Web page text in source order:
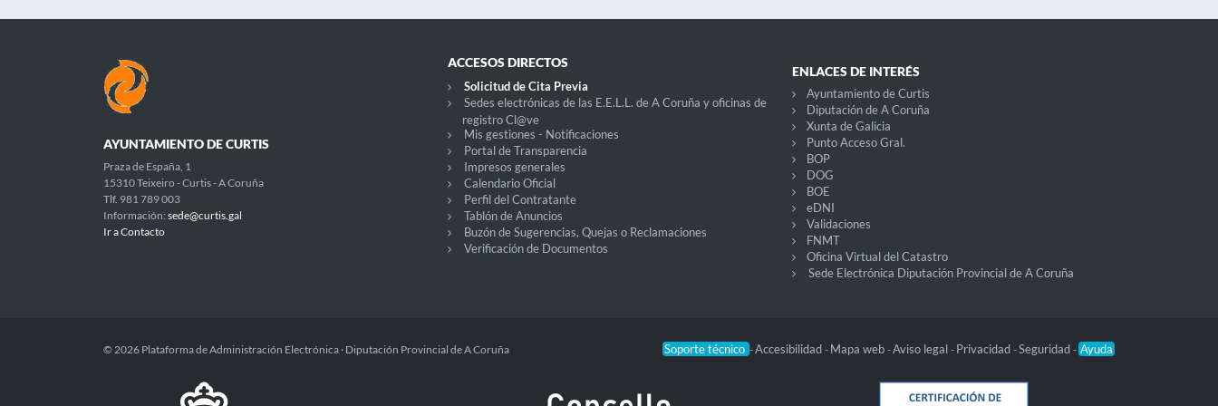
AYUNTAMIENTO DE CURTIS
Praza de España, 1
15310 Teixeiro - Curtis - A Coruña
Tlf. 981 789 003
Información: sede@curtis.gal
Ir a Contacto
ACCESOS DIRECTOS
Solicitud de Cita Previa
Sedes electrónicas de las E.E.L.L. de A Coruña y oficinas de
registro Cl@ve
Mis gestiones - Notificaciones
Portal de Transparencia
Impresos generales
Calendario Oficial
Perfil del Contratante
Tablón de Anuncios
Buzón de Sugerencias, Quejas o Reclamaciones
Verificación de Documentos
ENLACES DE INTERÉS
Ayuntamiento de Curtis
Diputación de A Coruña
Xunta de Galicia
Punto Acceso Gral.
BOP
DOG
BOE
eDNI
Validaciones
FNMT
Oficina Virtual del Catastro
Sede Electrónica Diputación Provincial de A Coruña
Soporte técnico -Accesibilidad - Mapa web -Aviso legal - Privacidad -Seguridad - Ayuda
© 2026 Plataforma de Administración Electrónica · Diputación Provincial de A Coruña